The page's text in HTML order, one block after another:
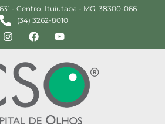
- Centro, Ituiutaba - MG, 38300-066
(34) 3262-8010